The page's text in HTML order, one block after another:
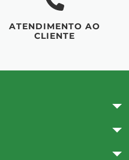
ATENDIMENTO AO
CLIENTE